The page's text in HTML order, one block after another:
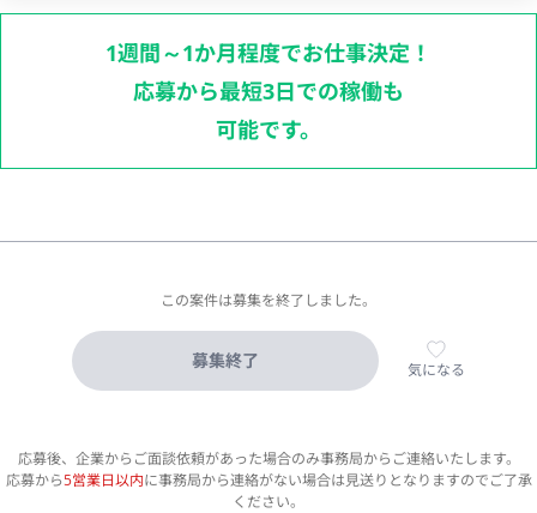
1週間～1か月程度でお仕事決定！
応募から最短3日での稼働も
可能です。
この案件は募集を終了しました。
募集終了 気になる
応募後、企業からご面談依頼があった場合のみ事務局からご連絡いたします。
応募から5営業日以内に事務局から連絡がない場合は見送りとなりますのでご了承
ください。